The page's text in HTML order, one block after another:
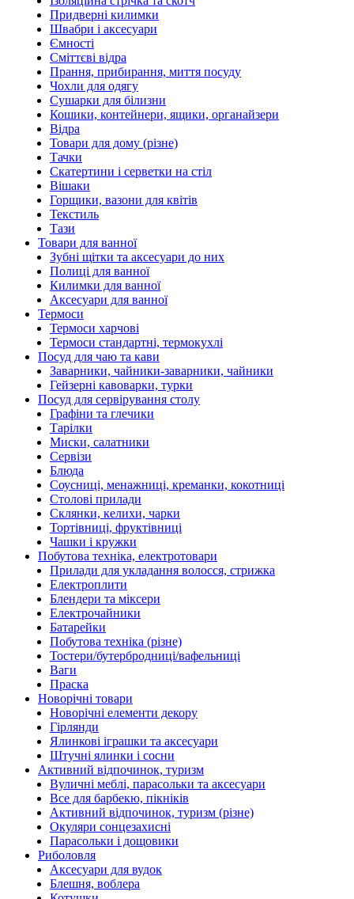
Придверні килимки
Швабри і аксесуари
Ємності
Сміттєві відра
Прання, прибирання, миття посуду
Чохли для одягу
Сушарки для білизни
Кошики, контейнери, ящики, органайзери
Відра
Товари для дому (різне)
Тачки
Скатертини і серветки на стіл
Вішаки
Горщики, вазони для квітів
Текстиль
Тази
Товари для ванної
Зубні щітки та аксесуари до них
Полиці для ванної
Килимки для ванної
Аксесуари для ванної
Термоси
Термоси харчові
Термоси стандартні, термокухлі
Посуд для чаю та кави
Заварники, чайники-заварники, чайники
Гейзерні кавоварки, турки
Посуд для сервірування столу
Графіни та глечики
Тарілки
Миски, салатники
Сервізи
Блюда
Соусниці, менажниці, креманки, кокотниці
Столові прилади
Склянки, келихи, чарки
Тортівниці, фруктівниці
Чашки і кружки
Побутова техніка, електротовари
Прилади для укладання волосся, стрижка
Електроплити
Блендери та міксери
Електрочайники
Батарейки
Побутова техніка (різне)
Тостери/бутербродниці/вафельниці
Ваги
Праска
Новорічні товари
Новорічні елементи декору
Гірлянди
Ялинкові іграшки та аксесуари
Штучні ялинки і сосни
Активний відпочинок, туризм
Вуличні меблі, парасольки та аксесуари
Все для барбекю, пікніків
Активний відпочинок, туризм (різне)
Окуляри сонцезахисні
Парасольки і дощовики
Риболовля
Аксесуари для вудок
Блешня, воблера